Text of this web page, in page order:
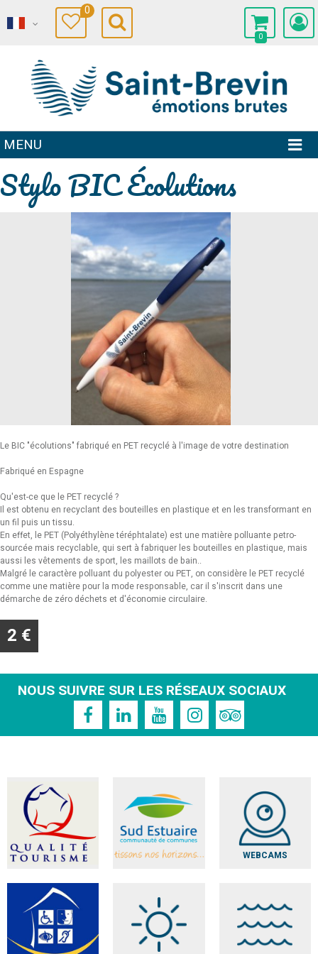
0
0
MENU
Stylo BIC Écolutions
Le BIC "écolutions" fabriqué en PET recyclé à l'image de votre destination
Fabriqué en Espagne
Qu'est-ce que le PET recyclé ?
Il est obtenu en recyclant des bouteilles en plastique et en les transformant en
un fil puis un tissu.
En effet, le PET (Polyéthylène téréphtalate) est une matière polluante petro-
sourcée mais recyclable, qui sert à fabriquer les bouteilles en plastique, mais
aussi les vêtements de sport, les maillots de bain..
Malgré le caractère polluant du polyester ou PET, on considère le PET recyclé
comme une matière pour la mode responsable, car il s'inscrit dans une
démarche de zéro déchets et d'économie circulaire.
2 €
NOUS SUIVRE SUR LES RÉSEAUX SOCIAUX
WEBCAMS